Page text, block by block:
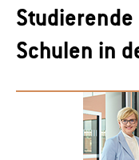
Schulen in